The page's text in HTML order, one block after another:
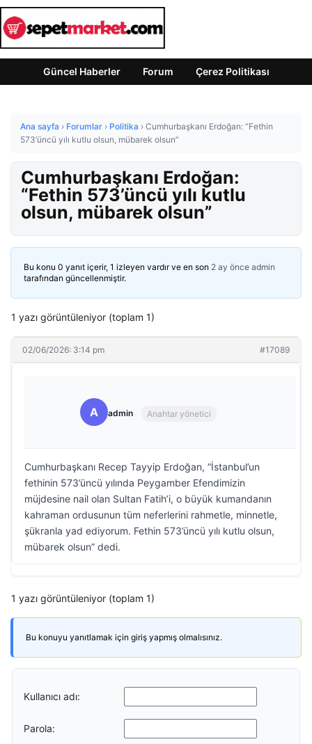
Güncel Haberler Forum Çerez Politikası
Ana sayfa › Forumlar › Politika › Cumhurbaşkanı Erdoğan: “Fethin
573’üncü yılı kutlu olsun, mübarek olsun”
Cumhurbaşkanı Erdoğan:
“Fethin 573’üncü yılı kutlu
olsun, mübarek olsun”
Bu konu 0 yanıt içerir, 1 izleyen vardır ve en son 2 ay önce admin
tarafından güncellenmiştir.
1 yazı görüntüleniyor (toplam 1)
02/06/2026: 3:14 pm #17089
A admin Anahtar yönetici
Cumhurbaşkanı Recep Tayyip Erdoğan, “İstanbul’un
fethinin 573’üncü yılında Peygamber Efendimizin
müjdesine nail olan Sultan Fatih’i, o büyük kumandanın
kahraman ordusunun tüm neferlerini rahmetle, minnetle,
şükranla yad ediyorum. Fethin 573’üncü yılı kutlu olsun,
mübarek olsun” dedi.
1 yazı görüntüleniyor (toplam 1)
Bu konuyu yanıtlamak için giriş yapmış olmalısınız.
Kullanıcı adı:
Parola: